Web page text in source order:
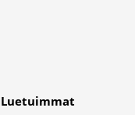
Luetuimmat